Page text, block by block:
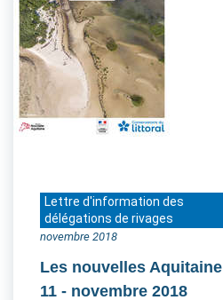
Lettre d'information des
délégations de rivages
novembre 2018
Les nouvelles Aquitaine
11 - novembre 2018